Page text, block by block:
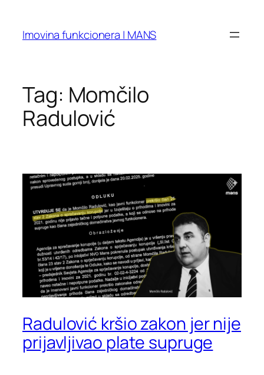
content
Imovina funkcionera | MANS
Tag: Momčilo
Radulović
Radulović kršio zakon jer nije
prijavljivao plate supruge